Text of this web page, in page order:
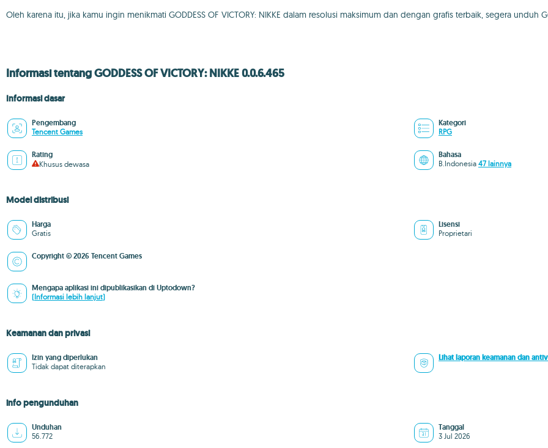
Oleh karena itu, jika kamu ingin menikmati GODDESS OF VICTORY: NIKKE dalam resolusi maksimum dan dengan grafis terbaik, segera unduh
Informasi tentang GODDESS OF VICTORY: NIKKE 0.0.6.465
Informasi dasar
Pengembang
Tencent Games
Kategori
RPG
Rating
Khusus dewasa
Bahasa
B.Indonesia 47 lainnya
Model distribusi
Harga
Gratis
Lisensi
Proprietari
Copyright © 2026 Tencent Games
Mengapa aplikasi ini dipublikasikan di Uptodown?
(Informasi lebih lanjut)
Keamanan dan privasi
Izin yang diperlukan
Tidak dapat diterapkan
Lihat laporan keamanan dan
info pengunduhan
Unduhan
56.772
Tanggal
3 Jul 2026